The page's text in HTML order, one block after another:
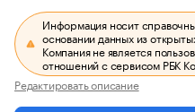
Информация носит
основании данных из
Компания не является
отношений с сервисом РБК
Редактировать описание